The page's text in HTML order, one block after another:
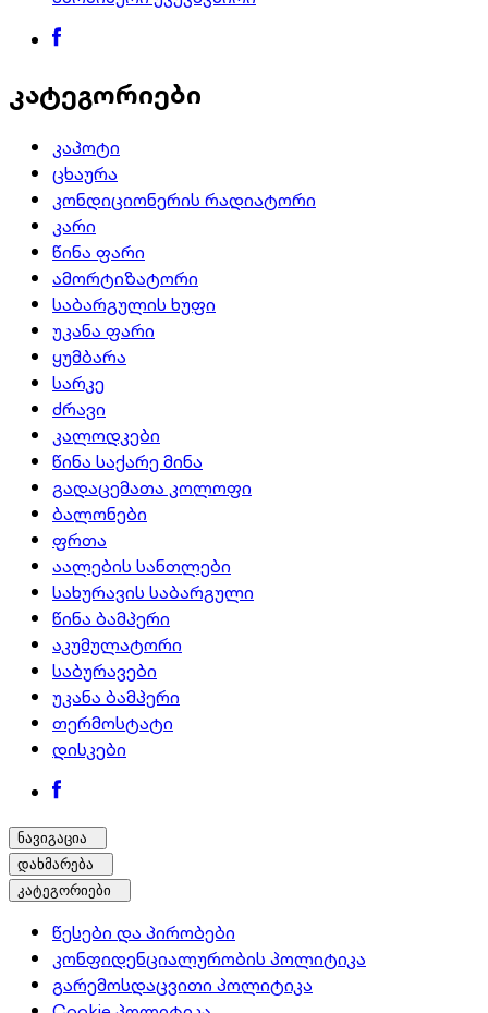
კატეგორიები
კაპოტი
ცხაურა
კონდიციონერის რადიატორი
კარი
წინა ფარი
ამორტიზატორი
საბარგულის ხუფი
უკანა ფარი
ყუმბარა
სარკე
ძრავი
კალოდკები
წინა საქარე მინა
გადაცემათა კოლოფი
ბალონები
ფრთა
აალების სანთლები
სახურავის საბარგული
წინა ბამპერი
აკუმულატორი
საბურავები
უკანა ბამპერი
თერმოსტატი
დისკები
ნავიგაცია
დახმარება
კატეგორიები
წესები და პირობები
კონფიდენციალურობის პოლიტიკა
გარემოსდაცვითი პოლიტიკა